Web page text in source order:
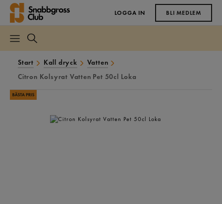
LOGGA IN BLI MEDLEM
Start Kall dryck
Vatten
Citron Kolsyrat Vatten Pet 50cl Loka